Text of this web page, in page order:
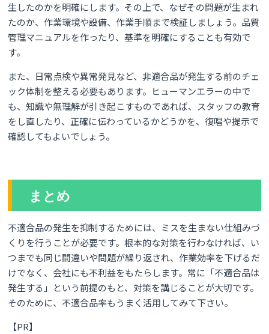
生したのかを明確にします。その上で、なぜその問題が生まれ
たのか、作業環境や設備、作業手順まで検証しましょう。品質
管理マニュアルを作ったり、基準を明確にすることも有効で
す。
また、日常点検や異常発見など、非適合品が発生する前のチェ
ック体制を整える必要もあります。ヒューマンエラーの中で
も、知識や無理解が引き起こすものであれば、スタッフの教育
をし直したり、正確に伝わっているかどうかを、復唱や提示で
確認してもよいでしょう。
まとめ
不適合品の発生を抑制するためには、ミスを生まない仕組みづ
くりを行うことが必要です。根本的な対策を行わなければ、い
つまでも同じ間違いや問題が繰り返され、作業効率を下げるだ
けでなく、会社にも不利益をもたらします。常に「不適合品は
発生する」という前提のもと、対策を講じることが大切です。
そのために、不適合品率もうまく活用してみて下さい。
【PR】